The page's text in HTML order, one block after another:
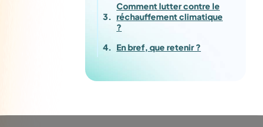
Comment lutter contre le
réchauffement climatique
?
En bref, que retenir ?